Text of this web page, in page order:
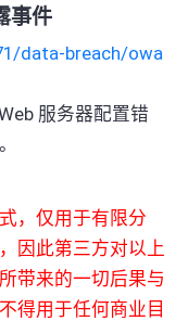
事件
data-breach/owa
服务器配置错
，仅用于有限分
因此第三方对以上
带来的一切后果与
得用于任何商业目